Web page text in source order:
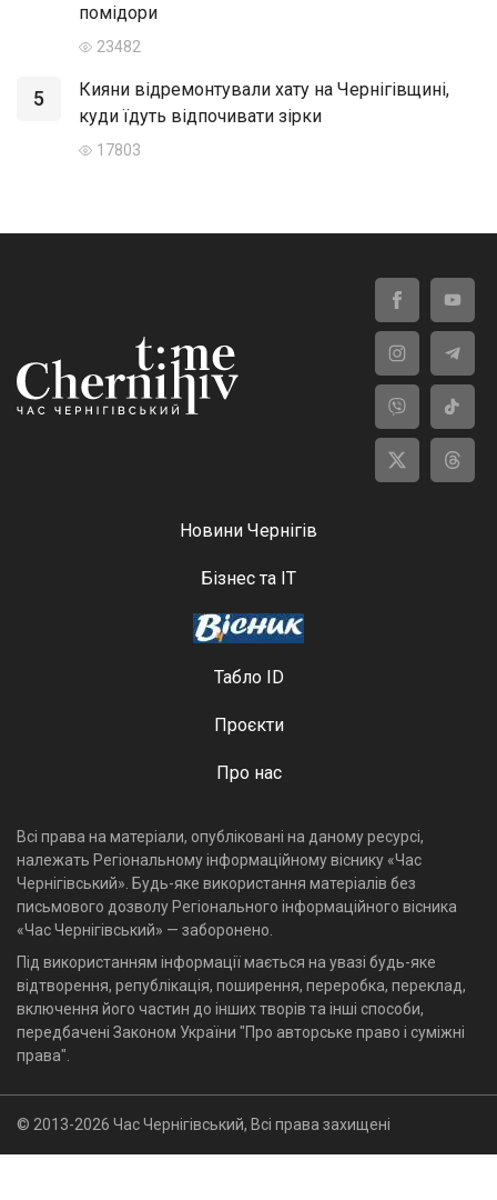
помідори
23482
5
Кияни відремонтували хату на Чернігівщині,
куди їдуть відпочивати зірки
17803
Новини Чернігів
Бізнес та ІТ
Табло ID
Проєкти
Про нас
Всі права на матеріали, опубліковані на даному ресурсі,
належать Регіональному інформаційному віснику «Час
Чернігівський». Будь-яке використання матеріалів без
письмового дозволу Регіонального інформаційного вісника
«Час Чернігівський» — заборонено.
Під використанням інформації мається на увазі будь-яке
відтворення, републікація, поширення, переробка, переклад,
включення його частин до інших творів та інші способи,
передбачені Законом України "Про авторське право і суміжні
права".
© 2013-2026 Час Чернігівський, Всі права захищені